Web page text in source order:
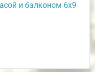
и балконом 6х9